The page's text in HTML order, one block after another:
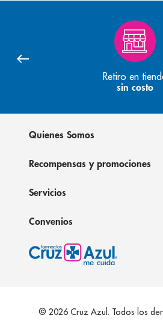
Retiro en
sin costo
Quienes Somos
Recompensas y promociones
Servicios
Convenios
© 2026 Cruz Azul. Todos los